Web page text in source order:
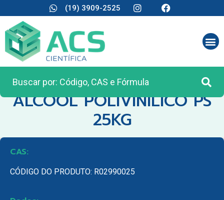
(19) 3909-2525
CATEGORIA: MATÉRIA PRIMA
ALCOOL POLIVINILICO PS
25KG
CAS:
CÓDIGO DO PRODUTO: R02990025